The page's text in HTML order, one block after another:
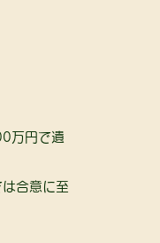
万円で遺
合意に至